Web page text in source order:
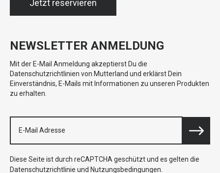
Jetzt reservieren
NEWSLETTER ANMELDUNG
Mit der E-Mail Anmeldung akzeptierst Du die
Datenschutzrichtlinien von Mutterland und erklärst Dein
Einverständnis, E-Mails mit Informationen zu unseren Produkten
zu erhalten.
Diese Seite ist durch reCAPTCHA geschützt und es gelten die
Datenschutzrichtlinie und Nutzungsbedingungen